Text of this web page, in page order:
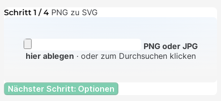
Schritt 1 / 4 PNG zu SVG
PNG oder JPG
hier ablegen · oder zum Durchsuchen klicken
Nächster Schritt: Optionen